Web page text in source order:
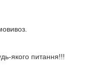
якого питання!!!